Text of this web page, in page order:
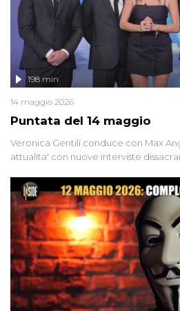
Puntata del 14 maggio
198 min
14 maggio 2026
Veronica Gentili conduce con Max
attualita' con nuove interviste